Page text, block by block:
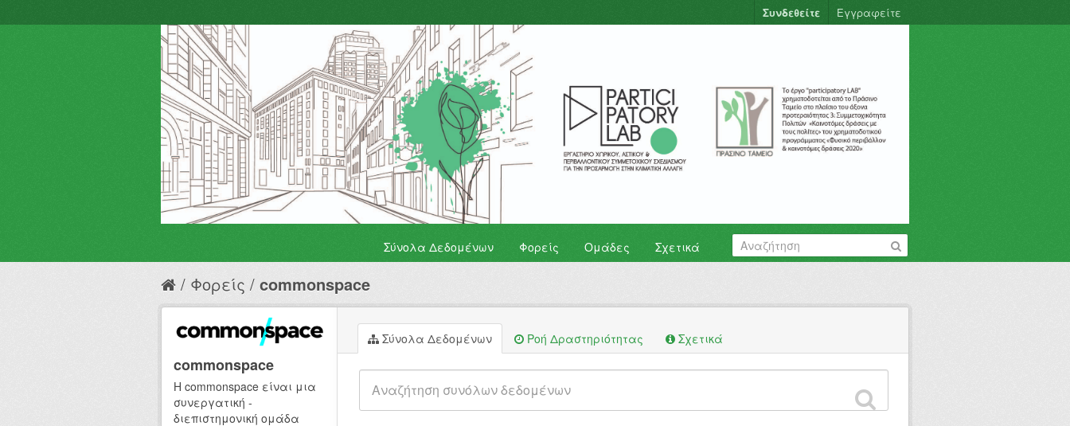
Συνδεθείτε Εγγραφείτε
Σύνολα Δεδομένων Φορείς Ομάδες Σχετικά
Φορείς commonspace
Σύνολα Δεδομένων Ροή Δραστηριότητας Σχετικά
commonspace
H commonspace είναι μια
συνεργατική -
διεπιστημονική ομάδα